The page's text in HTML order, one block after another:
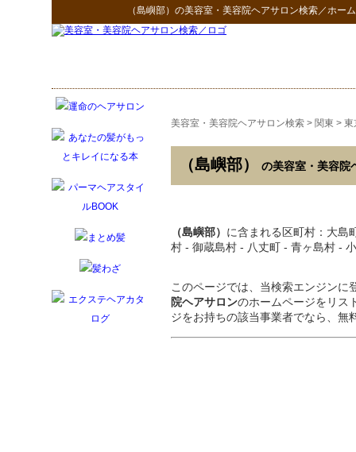
（島嶼部） の美容室・美容院ヘアサロン検索／ホー
美容室・美容院ヘアサロン検索 > 関東 > 東
（島嶼部） の美容室・美容院
（島嶼部） に含まれる区町村：大島
村 - 御蔵島村 - 八丈町 - 青ヶ島村 -
このページでは、当検索エンジンに
院ヘアサロンのホームページをリス
ジをお持ちの該当事業者でなら、無